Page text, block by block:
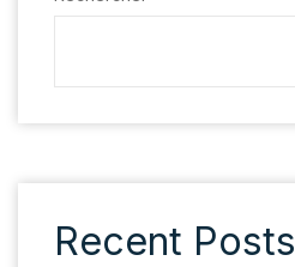
Recent Posts